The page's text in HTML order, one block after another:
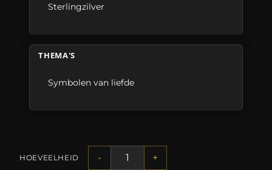
Sterlingzilver
THEMA'S
Symbolen van liefde
HOEVEELHEID - +